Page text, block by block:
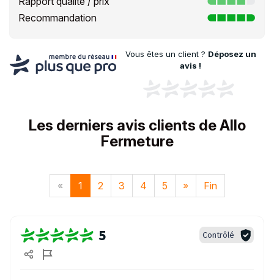
Recommandation
Vous êtes un client ? Déposez un
avis !
Les derniers avis clients de Allo
Fermeture
« 1 2 3 4 5 » Fin
5 Contrôlé